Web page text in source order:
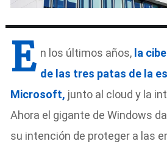
E n los últimos años, la
de las tres patas de la
Microsoft, junto al cloud y la
Ahora el gigante de Windows
su intención de proteger a las